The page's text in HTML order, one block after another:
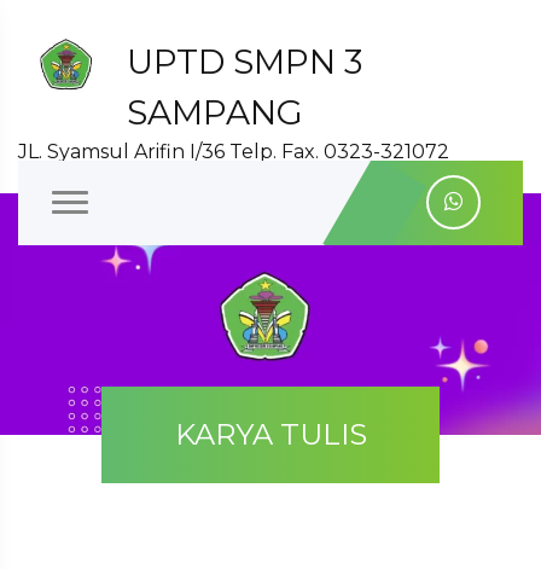
UPTD SMPN 3
SAMPANG
JL. Syamsul Arifin I/36 Telp. Fax. 0323-321072
KARYA TULIS